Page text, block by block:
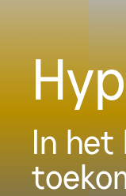
In